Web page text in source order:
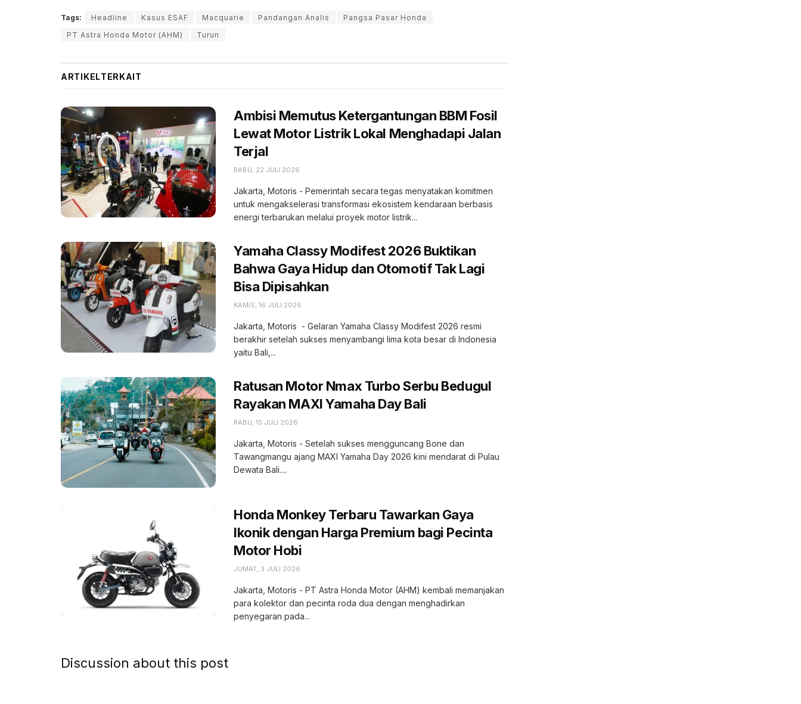
Tags: Headline Kasus ESAF Macquarie Pandangan Analis
Pangsa Pasar Honda
PT Astra Honda Motor (AHM)
Turun
ARTIKELTERKAIT
Ambisi Memutus Ketergantungan BBM Fosil
Lewat Motor Listrik Lokal Menghadapi Jalan
Terjal
RABU, 22 JULI 2026
Jakarta, Motoris - Pemerintah secara tegas menyatakan komitmen
untuk mengakselerasi transformasi ekosistem kendaraan berbasis
energi terbarukan melalui proyek motor listrik...
Yamaha Classy Modifest 2026 Buktikan
Bahwa Gaya Hidup dan Otomotif Tak Lagi
Bisa Dipisahkan
KAMIS, 16 JULI 2026
Jakarta, Motoris - Gelaran Yamaha Classy Modifest 2026 resmi
berakhir setelah sukses menyambangi lima kota besar di Indonesia
yaitu Bali,...
Ratusan Motor Nmax Turbo Serbu Bedugul
Rayakan MAXI Yamaha Day Bali
RABU, 15 JULI 2026
Jakarta, Motoris - Setelah sukses mengguncang Bone dan
Tawangmangu ajang MAXI Yamaha Day 2026 kini mendarat di Pulau
Dewata Bali....
Honda Monkey Terbaru Tawarkan Gaya
Ikonik dengan Harga Premium bagi Pecinta
Motor Hobi
JUMAT, 3 JULI 2026
Jakarta, Motoris - PT Astra Honda Motor (AHM) kembali memanjakan
para kolektor dan pecinta roda dua dengan menghadirkan
penyegaran pada...
Discussion about this post